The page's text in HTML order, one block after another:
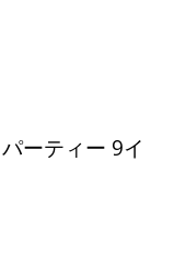
ーティー 9イ